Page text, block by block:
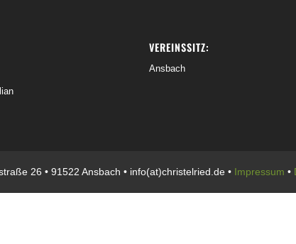
VEREINSSITZ:
Ansbach
26 • 91522 Ansbach • info(at)christelried.de • Impressum •